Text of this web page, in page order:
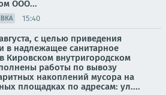
ООО...
15:40
с целью приведения
в надлежащее санитарное
Кировском внутригородском
работы по вывозу
накоплений мусора на
площадках по адресам: ул....